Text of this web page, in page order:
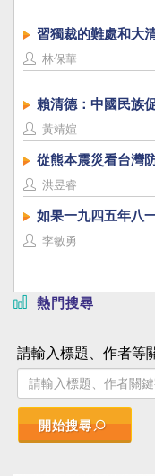
習獨裁的難處和大
林保華
賴清德：中國民族
黃靖媗
從熊本震災看台灣
洪昱睿
如果一九四五年八
李敏勇
熱門搜尋
請輸入標題、作者等
開始搜尋